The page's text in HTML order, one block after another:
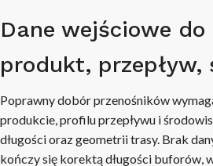
Dane wejściowe do
produkt, przepływ,
Poprawny dobór przenośników
produkcie, profilu przepływu i
długości oraz geometrii trasy. Brak
kończy się korektą długości buforów,